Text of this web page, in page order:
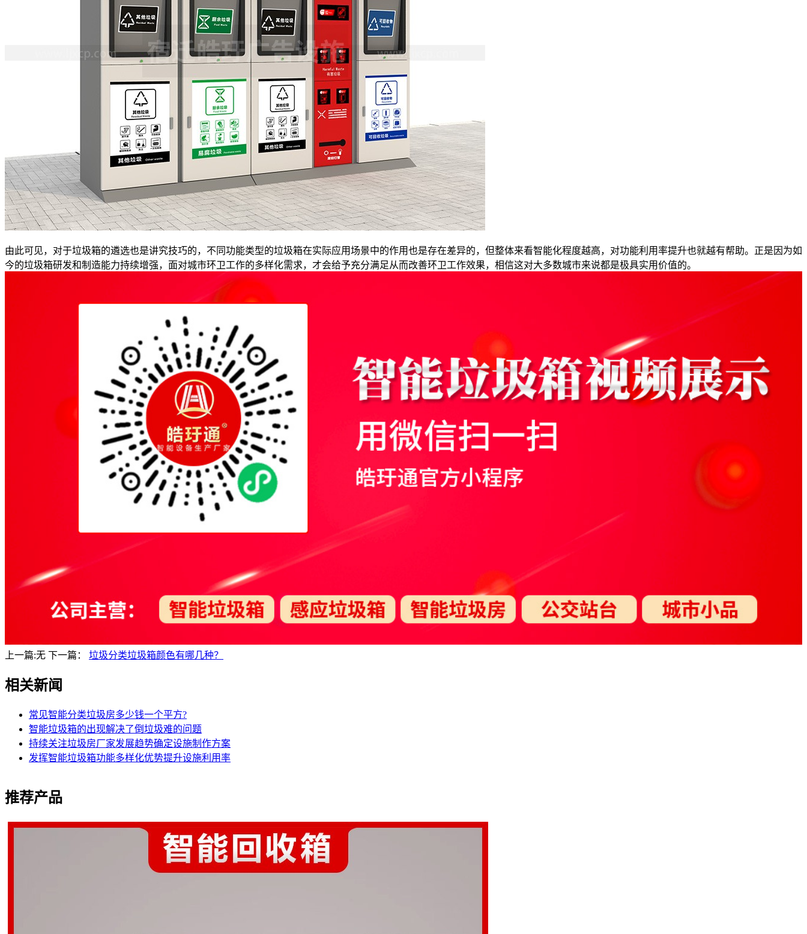
由此可见，对于垃圾箱的遴选也是讲究技巧的，不同功能类型的垃圾箱在实际应用场景中的作用也是存在差异的，但整体来看智能化程度越高，对功能利用率提升也就越有帮助。正是因为如
今的垃圾箱研发和制造能力持续增强，面对城市环卫工作的多样化需求，才会给予充分满足从而改善环卫工作效果，相信这对大多数城市来说都是极具实用价值的。
上一篇:无 下一篇： 垃圾分类垃圾箱颜色有哪几种？
相关新闻
常见智能分类垃圾房多少钱一个平方?
智能垃圾箱的出现解决了倒垃圾难的问题
持续关注垃圾房厂家发展趋势确定设施制作方案
发挥智能垃圾箱功能多样化优势提升设施利用率
推荐产品